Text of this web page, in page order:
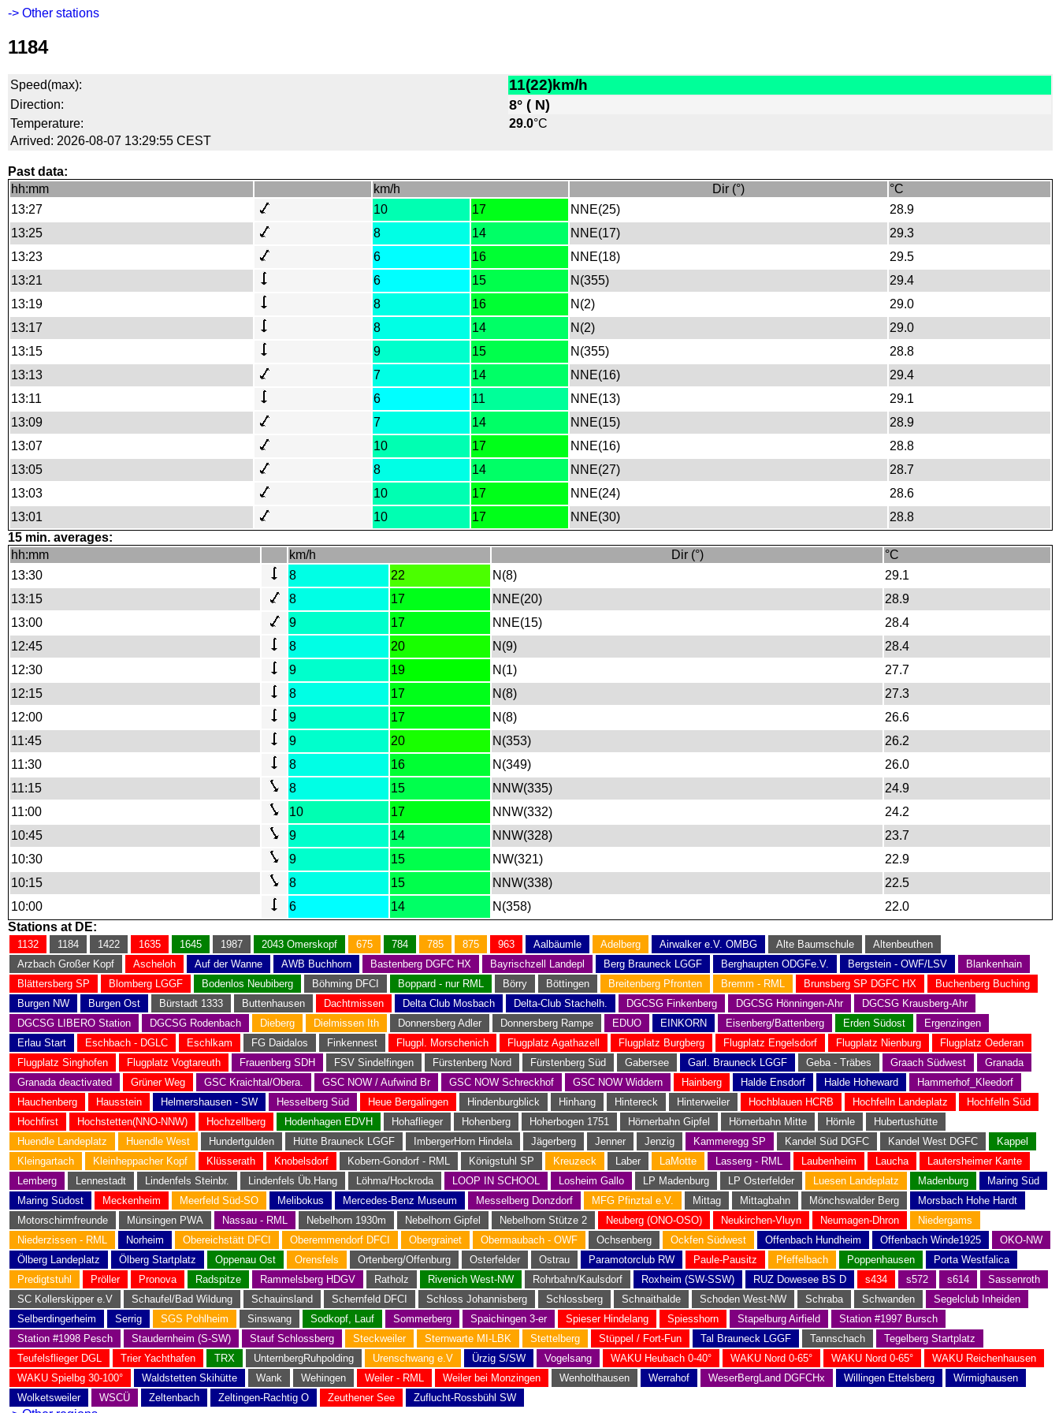
-> Other stations
1184
Speed(max): 11(22)km/h
Direction: 8° ( N)
Temperature: 29.0°C
Arrived: 2026-08-07 13:29:55 CEST
Past data:
hh:mm
km/h Dir (°)
°C
13:27
10 17 NNE(25)
28.9
13:25
8 14 NNE(17)
29.3
13:23
6 16 NNE(18)
29.5
13:21
6 15 N(355)
29.4
13:19
8 16 N(2)
29.0
13:17
8 14 N(2)
29.0
13:15
9 15 N(355)
28.8
13:13
7 14 NNE(16)
29.4
13:11
6 11 NNE(13)
29.1
13:09
7 14 NNE(15)
28.9
13:07
10 17 NNE(16)
28.8
13:05
8 14 NNE(27)
28.7
13:03
10 17 NNE(24)
28.6
13:01
10 17 NNE(30)
28.8
15 min. averages:
hh:mm
km/h Dir (°)
°C
13:30
8 22 N(8)
29.1
13:15
8 17 NNE(20)
28.9
13:00
9 17 NNE(15)
28.4
12:45
8 20 N(9)
28.4
12:30
9 19 N(1)
27.7
12:15
8 17 N(8)
27.3
12:00
9 17 N(8)
26.6
11:45
9 20 N(353)
26.2
11:30
8 16 N(349)
26.0
11:15
8 15 NNW(335)
24.9
11:00
10 17 NNW(332)
24.2
10:45
9 14 NNW(328)
23.7
10:30
9 15 NW(321)
22.9
10:15
8 15 NNW(338)
22.5
10:00
6 14 N(358)
22.0
Stations at DE:
1132 1184 1422 1635 1645 1987 2043 Omerskopf 675 784 785 875 963 Aalbäumle Adelberg Airwalker e.V. OMBG Alte Baumschule
Altenbeuthen
Arzbach Großer Kopf
Ascheloh Auf der Wanne AWB Buchhorn Bastenberg DGFC HX Bayrischzell Landepl Berg Brauneck LGGF Berghaupten ODGFe.V. Bergstein - OWF/LSV
Blankenhain
Blättersberg SP
Blomberg LGGF Bodenlos Neubiberg Böhming DFCI Boppard - nur RML Börry Böttingen Breitenberg Pfronten Bremm - RML Brunsberg SP DGFC HX
Buchenberg Buching
Burgen NW
Burgen Ost Bürstadt 1333 Buttenhausen Dachtmissen Delta Club Mosbach Delta-Club Stachelh. DGCSG Finkenberg DGCSG Hönningen-Ahr
DGCSG Krausberg-Ahr
DGCSG LIBERO Station
DGCSG Rodenbach Dieberg Dielmissen Ith Donnersberg Adler Donnersberg Rampe EDUO EINKORN Eisenberg/Battenberg Erden Südost
Ergenzingen
Erlau Start
Eschbach - DGLC Eschlkam FG Daidalos Finkennest Flugpl. Morschenich Flugplatz Agathazell Flugplatz Burgberg Flugplatz Engelsdorf Flugplatz Nienburg
Flugplatz Oederan
Flugplatz Singhofen
Flugplatz Vogtareuth Frauenberg SDH FSV Sindelfingen Fürstenberg Nord Fürstenberg Süd Gabersee Garl. Brauneck LGGF Geba - Träbes Graach Südwest
Granada
Granada deactivated
Grüner Weg GSC Kraichtal/Obera. GSC NOW / Aufwind Br GSC NOW Schreckhof GSC NOW Widdern Hainberg Halde Ensdorf Halde Hoheward
Hammerhof_Kleedorf
Hauchenberg
Hausstein Helmershausen - SW Hesselberg Süd Heue Bergalingen Hindenburgblick Hinhang Hintereck Hinterweiler Hochblauen HCRB Hochfelln Landeplatz
Hochfelln Süd
Hochfirst
Hochstetten(NNO-NNW) Hochzellberg Hodenhagen EDVH Hohaflieger Hohenberg Hoherbogen 1751 Hörnerbahn Gipfel Hörnerbahn Mitte Hörnle
Hubertushütte
Huendle Landeplatz
Huendle West Hundertgulden Hütte Brauneck LGGF ImbergerHorn Hindela Jägerberg Jenner Jenzig Kammeregg SP Kandel Süd DGFC Kandel West DGFC
Kappel
Kleingartach
Kleinheppacher Kopf Klüsserath Knobelsdorf Kobern-Gondorf - RML Königstuhl SP Kreuzeck Laber LaMotte Lasserg - RML Laubenheim Laucha
Lautersheimer Kante
Lemberg
Lennestadt Lindenfels Steinbr. Lindenfels Üb.Hang Löhma/Hockroda LOOP IN SCHOOL Losheim Gallo LP Madenburg LP Osterfelder Luesen Landeplatz Madenburg
Maring Süd
Maring Südost
Meckenheim Meerfeld Süd-SO Melibokus Mercedes-Benz Museum Messelberg Donzdorf MFG Pfinztal e.V. Mittag Mittagbahn Mönchswalder Berg
Morsbach Hohe Hardt
Motorschirmfreunde
Münsingen PWA Nassau - RML Nebelhorn 1930m Nebelhorn Gipfel Nebelhorn Stütze 2 Neuberg (ONO-OSO) Neukirchen-Vluyn Neumagen-Dhron
Niedergams
Niederzissen - RML
Norheim Obereichstätt DFCI Oberemmendorf DFCI Obergrainet Obermaubach - OWF Ochsenberg Ockfen Südwest Offenbach Hundheim Offenbach Winde1925
OKO-NW
Ölberg Landeplatz
Ölberg Startplatz Oppenau Ost Orensfels Ortenberg/Offenburg Osterfelder Ostrau Paramotorclub RW Paule-Pausitz Pfeffelbach Poppenhausen
Porta Westfalica
Predigtstuhl
Pröller Pronova Radspitze Rammelsberg HDGV Ratholz Rivenich West-NW Rohrbahn/Kaulsdorf Roxheim (SW-SSW) RUZ Dowesee BS D s434 s572 s614
Sassenroth
SC Kollerskipper e.V
Schaufel/Bad Wildung Schauinsland Schernfeld DFCI Schloss Johannisberg Schlossberg Schnaithalde Schoden West-NW Schraba Schwanden
Segelclub Inheiden
Selberdingerheim
Serrig SGS Pohlheim Sinswang Sodkopf, Lauf Sommerberg Spaichingen 3-er Spieser Hindelang Spiesshorn Stapelburg Airfield
Station #1997 Bursch
Station #1998 Pesch
Staudernheim (S-SW) Stauf Schlossberg Steckweiler Sternwarte MI-LBK Stettelberg Stüppel / Fort-Fun Tal Brauneck LGGF Tannschach
Tegelberg Startplatz
Teufelsflieger DGL
Trier Yachthafen TRX UnternbergRuhpolding Urenschwang e.V Ürzig S/SW Vogelsang WAKU Heubach 0-40° WAKU Nord 0-65° WAKU Nord 0-65°
WAKU Reichenhausen
WAKU Spielbg 30-100°
Waldstetten Skihütte Wank Wehingen Weiler - RML Weiler bei Monzingen Wenholthausen Werrahof WeserBergLand DGFCHx Willingen Ettelsberg
Wirmighausen
Wolketsweiler
WSCÜ Zeltenbach Zeltingen-Rachtig O Zeuthener See Zuflucht-Rossbühl SW